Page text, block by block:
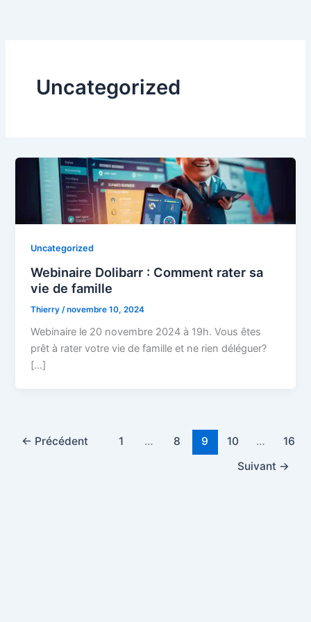
Uncategorized
Uncategorized
Webinaire Dolibarr : Comment rater sa
vie de famille
Thierry /novembre 10, 2024
Webinaire le 20 novembre 2024 à 19h. Vous êtes
prêt à rater votre vie de famille et ne rien déléguer?
[…]
← Précédent 1 … 8 9 10 …
16
Suivant →